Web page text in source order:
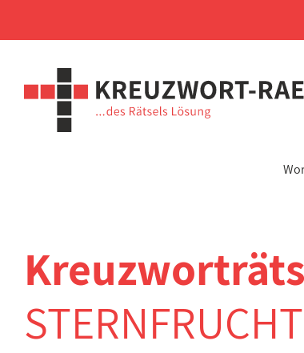
STERNFRUCHT